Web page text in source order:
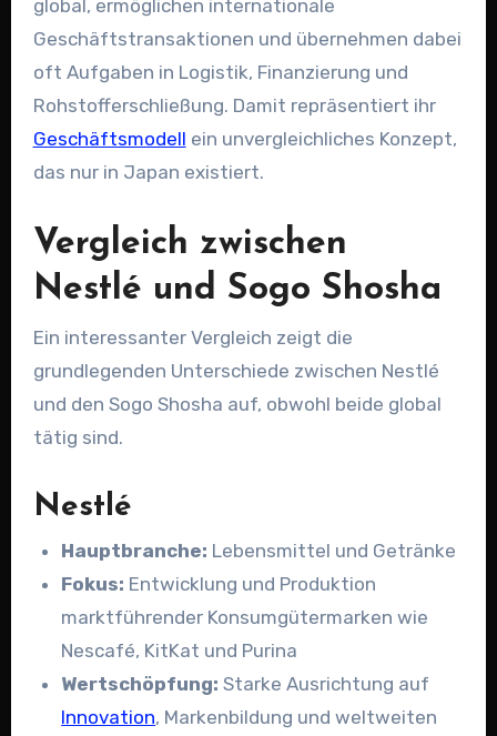
global, ermöglichen internationale
Geschäftstransaktionen und übernehmen dabei
oft Aufgaben in Logistik, Finanzierung und
Rohstofferschließung. Damit repräsentiert ihr
Geschäftsmodell ein unvergleichliches Konzept,
das nur in Japan existiert.
Vergleich zwischen
Nestlé und Sogo Shosha
Ein interessanter Vergleich zeigt die
grundlegenden Unterschiede zwischen Nestlé
und den Sogo Shosha auf, obwohl beide global
tätig sind.
Nestlé
Hauptbranche: Lebensmittel und Getränke
Fokus: Entwicklung und Produktion
marktführender Konsumgütermarken wie
Nescafé, KitKat und Purina
Wertschöpfung: Starke Ausrichtung auf
Innovation, Markenbildung und weltweiten